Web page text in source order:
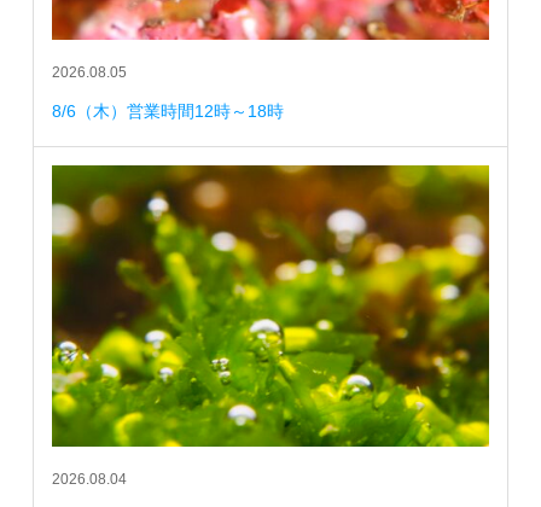
2026.08.05
8/6（木）営業時間12時～18時
2026.08.04